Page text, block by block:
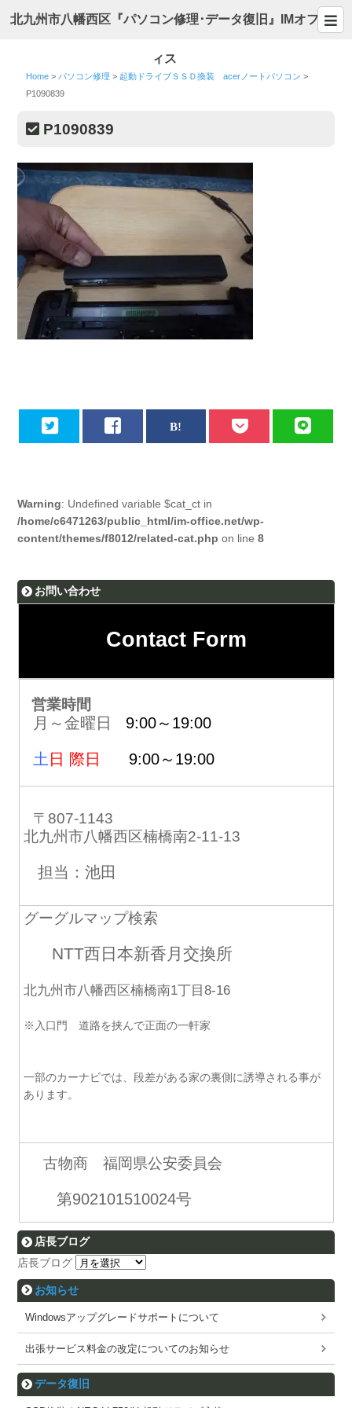
北九州市八幡西区『パソコン修理･データ復旧』IMオフ
ィス
Home > パソコン修理 >起動ドライブＳＳＤ換装 acerノートパソコン >
P1090839
P1090839
Warning: Undefined variable $cat_ct in
/home/c6471263/public_html/im-office.net/wp-
content/themes/f8012/related-cat.php on line8
お問い合わせ
Contact Form
営業時間
月～金曜日 9:00～19:00
土 日 際日 9:00～19:00
〒807-1143
北九州市八幡西区楠橋南2-11-13
担当：池田
グーグルマップ検索
NTT西日本新香月交換所
北九州市八幡西区楠橋南1丁目8-16
※入口門 道路を挟んで正面の一軒家
一部のカーナビでは、段差がある家の裏側に誘導される事が
あります。
古物商 福岡県公安委員会
第902101510024号
店長ブログ
店長ブログ
お知らせ
Windowsアップグレードサポートについて
出張サービス料金の改定についてのお知らせ
データ復旧